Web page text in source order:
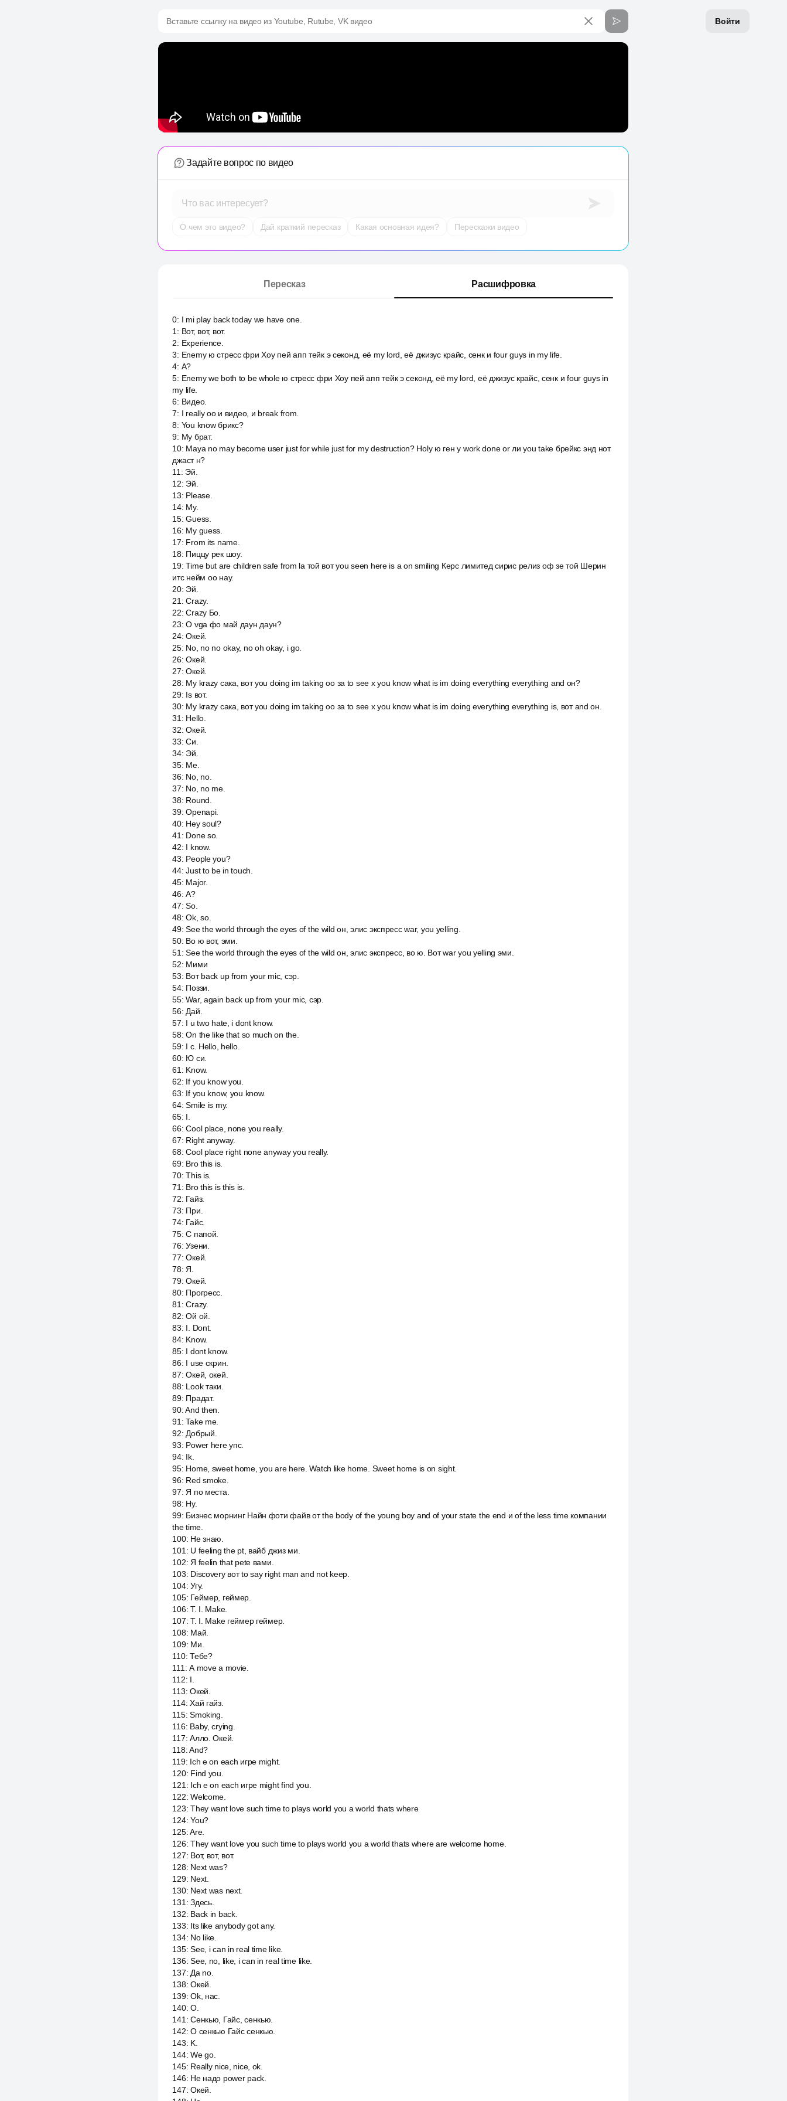
Войти
Вставьте ссылку на видео из Youtube, Rutube, VK видео
Задайте вопрос по видео
Что вас интересует?
О чем это видео? Дай краткий пересказ Какая основная идея? Перескажи видео
Пересказ Расшифровка
0: I mi play back today we have one.
1 : Вот, вот, вот.
2: Experience.
3: Enemy ю стресс фри Хоу пей апп тейк э секонд, её my lord, её джизус крайс, сенк и four guys in my life.
4: А?
5: Enemy we both to be whole ю стресс фри Хоу пей апп тейк э секонд, её my lord, её джизус крайс, сенк и four guys in
my life.
6: Видео.
7: I really оо и видео, и break from.
8: You know брикс?
9: My брат.
10: Maya no may become user just for while just for my destruction? Holy ю ген y work done or ли you take брейкс энд нот
джаст н?
11 : Эй.
12: Эй.
13: Please.
14: My.
15:Guess.
16: My guess.
17: From its name.
18: Пиццу рек шоу.
19:Time but are children safe from la той вот you seen here is a on smiling Керс лимитед сирис релиз оф зе той Шерин
итс нейм оо нау.
20: Эй.
21 :Crazy.
22:Crazy Бо.
23:О vga фо май даун даун?
24:Окей.
25: No, no no okay, no oh okay, i go.
26:Окей.
27:Окей.
28: My krazy сака, вот you doing im taking оо за to see x you know what is im doing everything everything and он?
29: Is вот.
30: My krazy сака, вот you doing im taking оо за to see x you know what is im doing everything everything is, вот and он.
31 : Hello.
32:Окей.
33:Си.
34: Эй.
35: Me.
36: No, no.
37: No, no me.
38: Round.
39:Openapi.
40: Hey soul?
41 : Done so.
42: I know.
43: People you?
44:Just to be in touch.
45: Major.
46:А?
47:So.
48:Ok, so.
49:See the world through the eyes of the wild он, элис экспресс war, you yelling.
50: Во ю вот, эми.
51 :See the world through the eyes of the wild он, элис экспресс, во ю. Вот war you yelling эми.
52: Мими
53: Вот back up from your mic, сэр.
54: Поззи.
55:War, again back up from your mic, сэр.
56: Дай.
57: I u two hate, i dont know.
58:On the like that so much on the.
59: I c. Hello, hello.
60: Ю си.
61 : Know.
62: If you know you.
63: If you know, you know.
64:Smile is my.
65: I.
66:Cool place, none you really.
67: Right anyway.
68:Cool place right none anyway you really.
69: Bro this is.
70:This is.
71 : Bro this is this is.
72: Гайз.
73: При.
74: Гайс.
75:С папой.
76:Узени.
77:Окей.
78: Я.
79:Окей.
80: Прогресс.
81 :Crazy.
82:Ой ой.
83: I. Dont.
84: Know.
85: I dont know.
86: I use скрин.
87:Окей, окей.
88: Look таки.
89: Прадат.
90:And then.
91 :Take me.
92: Добрый.
93: Power here упс.
94: Ik.
95: Home, sweet home, you are here. Watch like home. Sweet home is on sight.
96: Red smoke.
97: Я по места.
98: Ну.
99: Бизнес морнинг Найн фоти файв от the body of the young boy and of your state the end и of the less time компании
the time.
100: Не знаю.
101 : U feeling the pt, вайб джиз ми.
102: Я feelin that pete вами.
103: Discovery вот to say right man and not keep.
104:Угу.
105: Геймер, геймер.
106:T. I. Make.
107:T. I. Make геймер геймер.
108: Май.
109: Ми.
110:Тебе?
111 :А move а movie.
112: I.
113:Окей.
114:Хай гайз.
115:Smoking.
116: Baby, crying.
117:Алло. Окей.
118:And?
119: Ich e on each игре might.
120: Find you.
121 : Ich e on each игре might find you.
122:Welcome.
123:They want love such time to plays world you a world thats where
124:You?
125:Are.
126:They want love you such time to plays world you a world thats where are welcome home.
127: Вот, вот, вот.
128: Next was?
129: Next.
130: Next was next.
131 :Здесь.
132: Back in back.
133: Its like anybody got any.
134: No like.
135:See, i can in real time like.
136:See, no, like, i can in real time like.
137: Да no.
138:Окей.
139:Ok, нас.
140:О.
141 :Сенкью, Гайс, сенкью.
142:О сенкью Гайс сенкью.
143: K.
144:We go.
145: Really nice, nice, ok.
146: Не надо power pack.
147:Окей.